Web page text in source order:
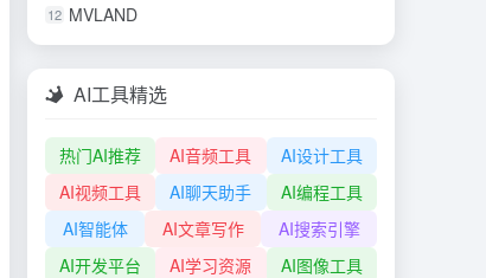
12 MVLAND
AI工具精选
热门AI推荐 AI音频工具
AI设计工具
AI视频工具
AI聊天助手
AI编程工具
AI智能体
AI文章写作
AI搜索引擎
AI开发平台
AI学习资源 AI图像工具